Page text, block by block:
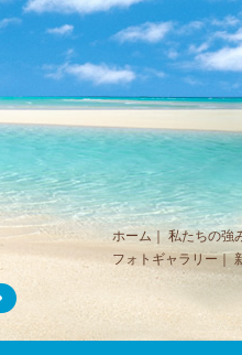
ホーム
私たちの強
フォトギャラリー｜